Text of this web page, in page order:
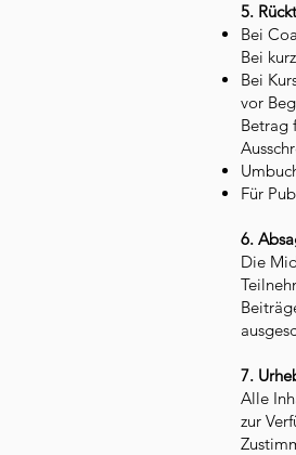
5.
Bei
Bei
Bei
vor
Betrag
Für
6.
Die
7.
Alle
zur